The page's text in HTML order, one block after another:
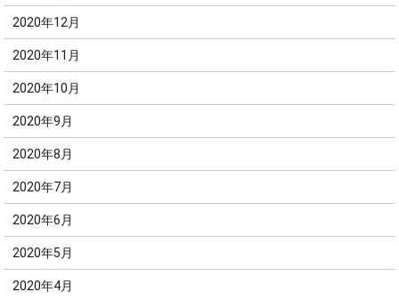
2020年12月
2020年11月
2020年10月
2020年9月
2020年8月
2020年7月
2020年6月
2020年5月
2020年4月